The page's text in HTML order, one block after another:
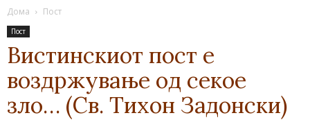
Дома Пост
Пост
Вистинскиот пост е
воздржување од секое
зло… (Св. Тихон Задонски)